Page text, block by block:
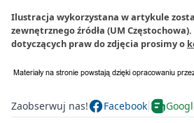
Ilustracja wykorzystana w artykule
zewnętrznego źródła (UM
dotyczących praw do zdjęcia prosimy o
Zaobserwuj nas! Facebook